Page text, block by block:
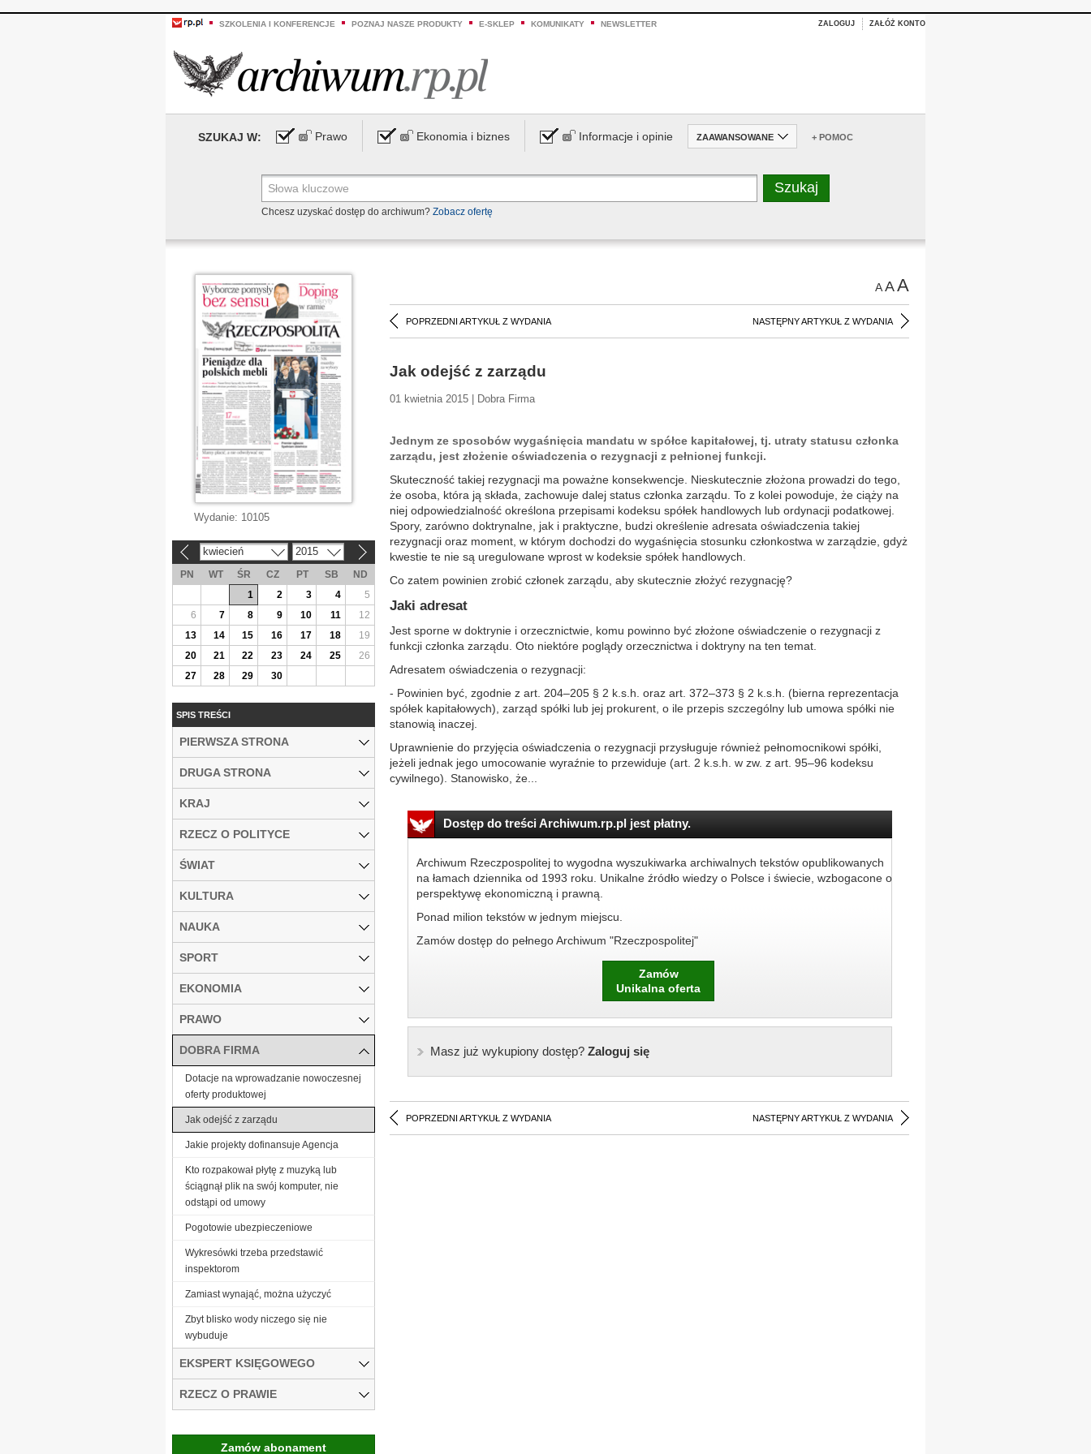
SZKOLENIA I KONFERENCJE POZNAJ NASZE PRODUKTY E-SKLEP KOMUNIKATY NEWSLETTER ZALOGUJ ZAŁÓŻ KONTO
SZUKAJ W: Prawo Ekonomia i biznes Informacje i opinie ZAAWANSOWANE + POMOC
Chcesz uzyskać dostęp do archiwum? Zobacz ofertę
AAA
POPRZEDNI ARTYKUŁ Z WYDANIA NASTĘPNY ARTYKUŁ Z WYDANIA
Jak odejść z zarządu
01 kwietnia 2015 | Dobra Firma
Jednym ze sposobów wygaśnięcia mandatu w spółce kapitałowej, tj. utraty statusu członka
zarządu, jest złożenie oświadczenia o rezygnacji z pełnionej funkcji.
Skuteczność takiej rezygnacji ma poważne konsekwencje. Nieskutecznie złożona prowadzi do tego,
że osoba, która ją składa, zachowuje dalej status członka zarządu. To z kolei powoduje, że ciąży na
niej odpowiedzialność określona przepisami kodeksu spółek handlowych lub ordynacji podatkowej.
Spory, zarówno doktrynalne, jak i praktyczne, budzi określenie adresata oświadczenia takiej
rezygnacji oraz moment, w którym dochodzi do wygaśnięcia stosunku członkostwa w zarządzie, gdyż
kwestie te nie są uregulowane wprost w kodeksie spółek handlowych.
Co zatem powinien zrobić członek zarządu, aby skutecznie złożyć rezygnację?
Jaki adresat
Jest sporne w doktrynie i orzecznictwie, komu powinno być złożone oświadczenie o rezygnacji z
funkcji członka zarządu. Oto niektóre poglądy orzecznictwa i doktryny na ten temat.
Adresatem oświadczenia o rezygnacji:
- Powinien być, zgodnie z art. 204–205 § 2 k.s.h. oraz art. 372–373 § 2 k.s.h. (bierna reprezentacja
spółek kapitałowych), zarząd spółki lub jej prokurent, o ile przepis szczególny lub umowa spółki nie
stanowią inaczej.
Uprawnienie do przyjęcia oświadczenia o rezygnacji przysługuje również pełnomocnikowi spółki,
jeżeli jednak jego umocowanie wyraźnie to przewiduje (art. 2 k.s.h. w zw. z art. 95–96 kodeksu
cywilnego). Stanowisko, że...
Dostęp do treści Archiwum.rp.pl jest płatny.
Archiwum Rzeczpospolitej to wygodna wyszukiwarka archiwalnych tekstów opublikowanych
na łamach dziennika od 1993 roku. Unikalne źródło wiedzy o Polsce i świecie, wzbogacone o
perspektywę ekonomiczną i prawną.
Ponad milion tekstów w jednym miejscu.
Zamów dostęp do pełnego Archiwum "Rzeczpospolitej"
Zamów
Unikalna oferta
Masz już wykupiony dostęp?Zaloguj się
POPRZEDNI ARTYKUŁ Z WYDANIA NASTĘPNY ARTYKUŁ Z WYDANIA
Wydanie: 10105
kwiecień 2015
PN WT ŚR CZ PT SB
ND
1
2 3 4
5
6
7 8 9 10 11
12
13
14 15 16 17 18
19
20
21 22 23 24 25
26
27
28 29 30
SPIS TREŚCI
PIERWSZA STRONA
DRUGA STRONA
KRAJ
RZECZ O POLITYCE
ŚWIAT
KULTURA
NAUKA
SPORT
EKONOMIA
PRAWO
DOBRA FIRMA
Dotacje na wprowadzanie nowoczesnej
oferty produktowej
Jak odejść z zarządu
Jakie projekty dofinansuje Agencja
Kto rozpakował płytę z muzyką lub
ściągnął plik na swój komputer, nie
odstąpi od umowy
Pogotowie ubezpieczeniowe
Wykresówki trzeba przedstawić
inspektorom
Zamiast wynająć, można użyczyć
Zbyt blisko wody niczego się nie
wybuduje
EKSPERT KSIĘGOWEGO
RZECZ O PRAWIE
Zamów abonament